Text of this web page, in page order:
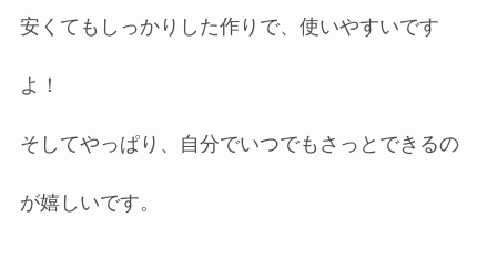
安くてもしっかりした作りで、使いやすいです
よ！
そしてやっぱり、自分でいつでもさっとできるの
が嬉しいです。